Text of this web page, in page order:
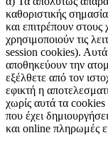
καθοριστικής
και επιτρέπουν στους
χρησιμοποιούν τις
session cookies). Αυτά
αποθηκεύουν την
εξέλθετε από τον
εφικτή η
χωρίς αυτά τα
που έχει
και online πληρωμές